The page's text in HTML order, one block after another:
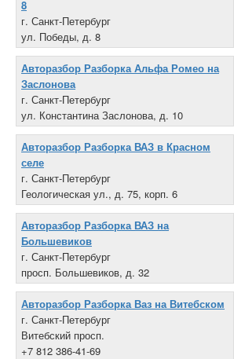
8
г. Санкт-Петербург
ул. Победы, д. 8
+7 812 388-91-00
Авторазбор Разборка Альфа Ромео на
Заслонова
г. Санкт-Петербург
ул. Константина Заслонова, д. 10
+7 812 164-11-19
Авторазбор Разборка ВАЗ в Красном
селе
г. Санкт-Петербург
Геологическая ул., д. 75, корп. 6
+7 921 659-65-79
Авторазбор Разборка ВАЗ на
Большевиков
г. Санкт-Петербург
просп. Большевиков, д. 32
+7 921 958-01-15
Авторазбор Разборка Ваз на Витебском
г. Санкт-Петербург
Витебский просп.
+7 812 386-41-69